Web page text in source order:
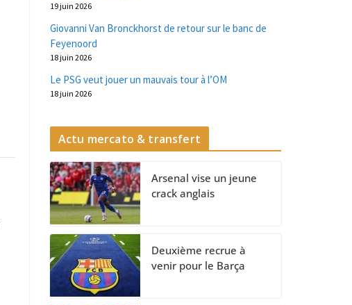
19 juin 2026
Giovanni Van Bronckhorst de retour sur le banc de
Feyenoord
18 juin 2026
Le PSG veut jouer un mauvais tour à l’OM
18 juin 2026
Actu mercato & transfert
Arsenal vise un jeune
crack anglais
Deuxième recrue à
venir pour le Barça